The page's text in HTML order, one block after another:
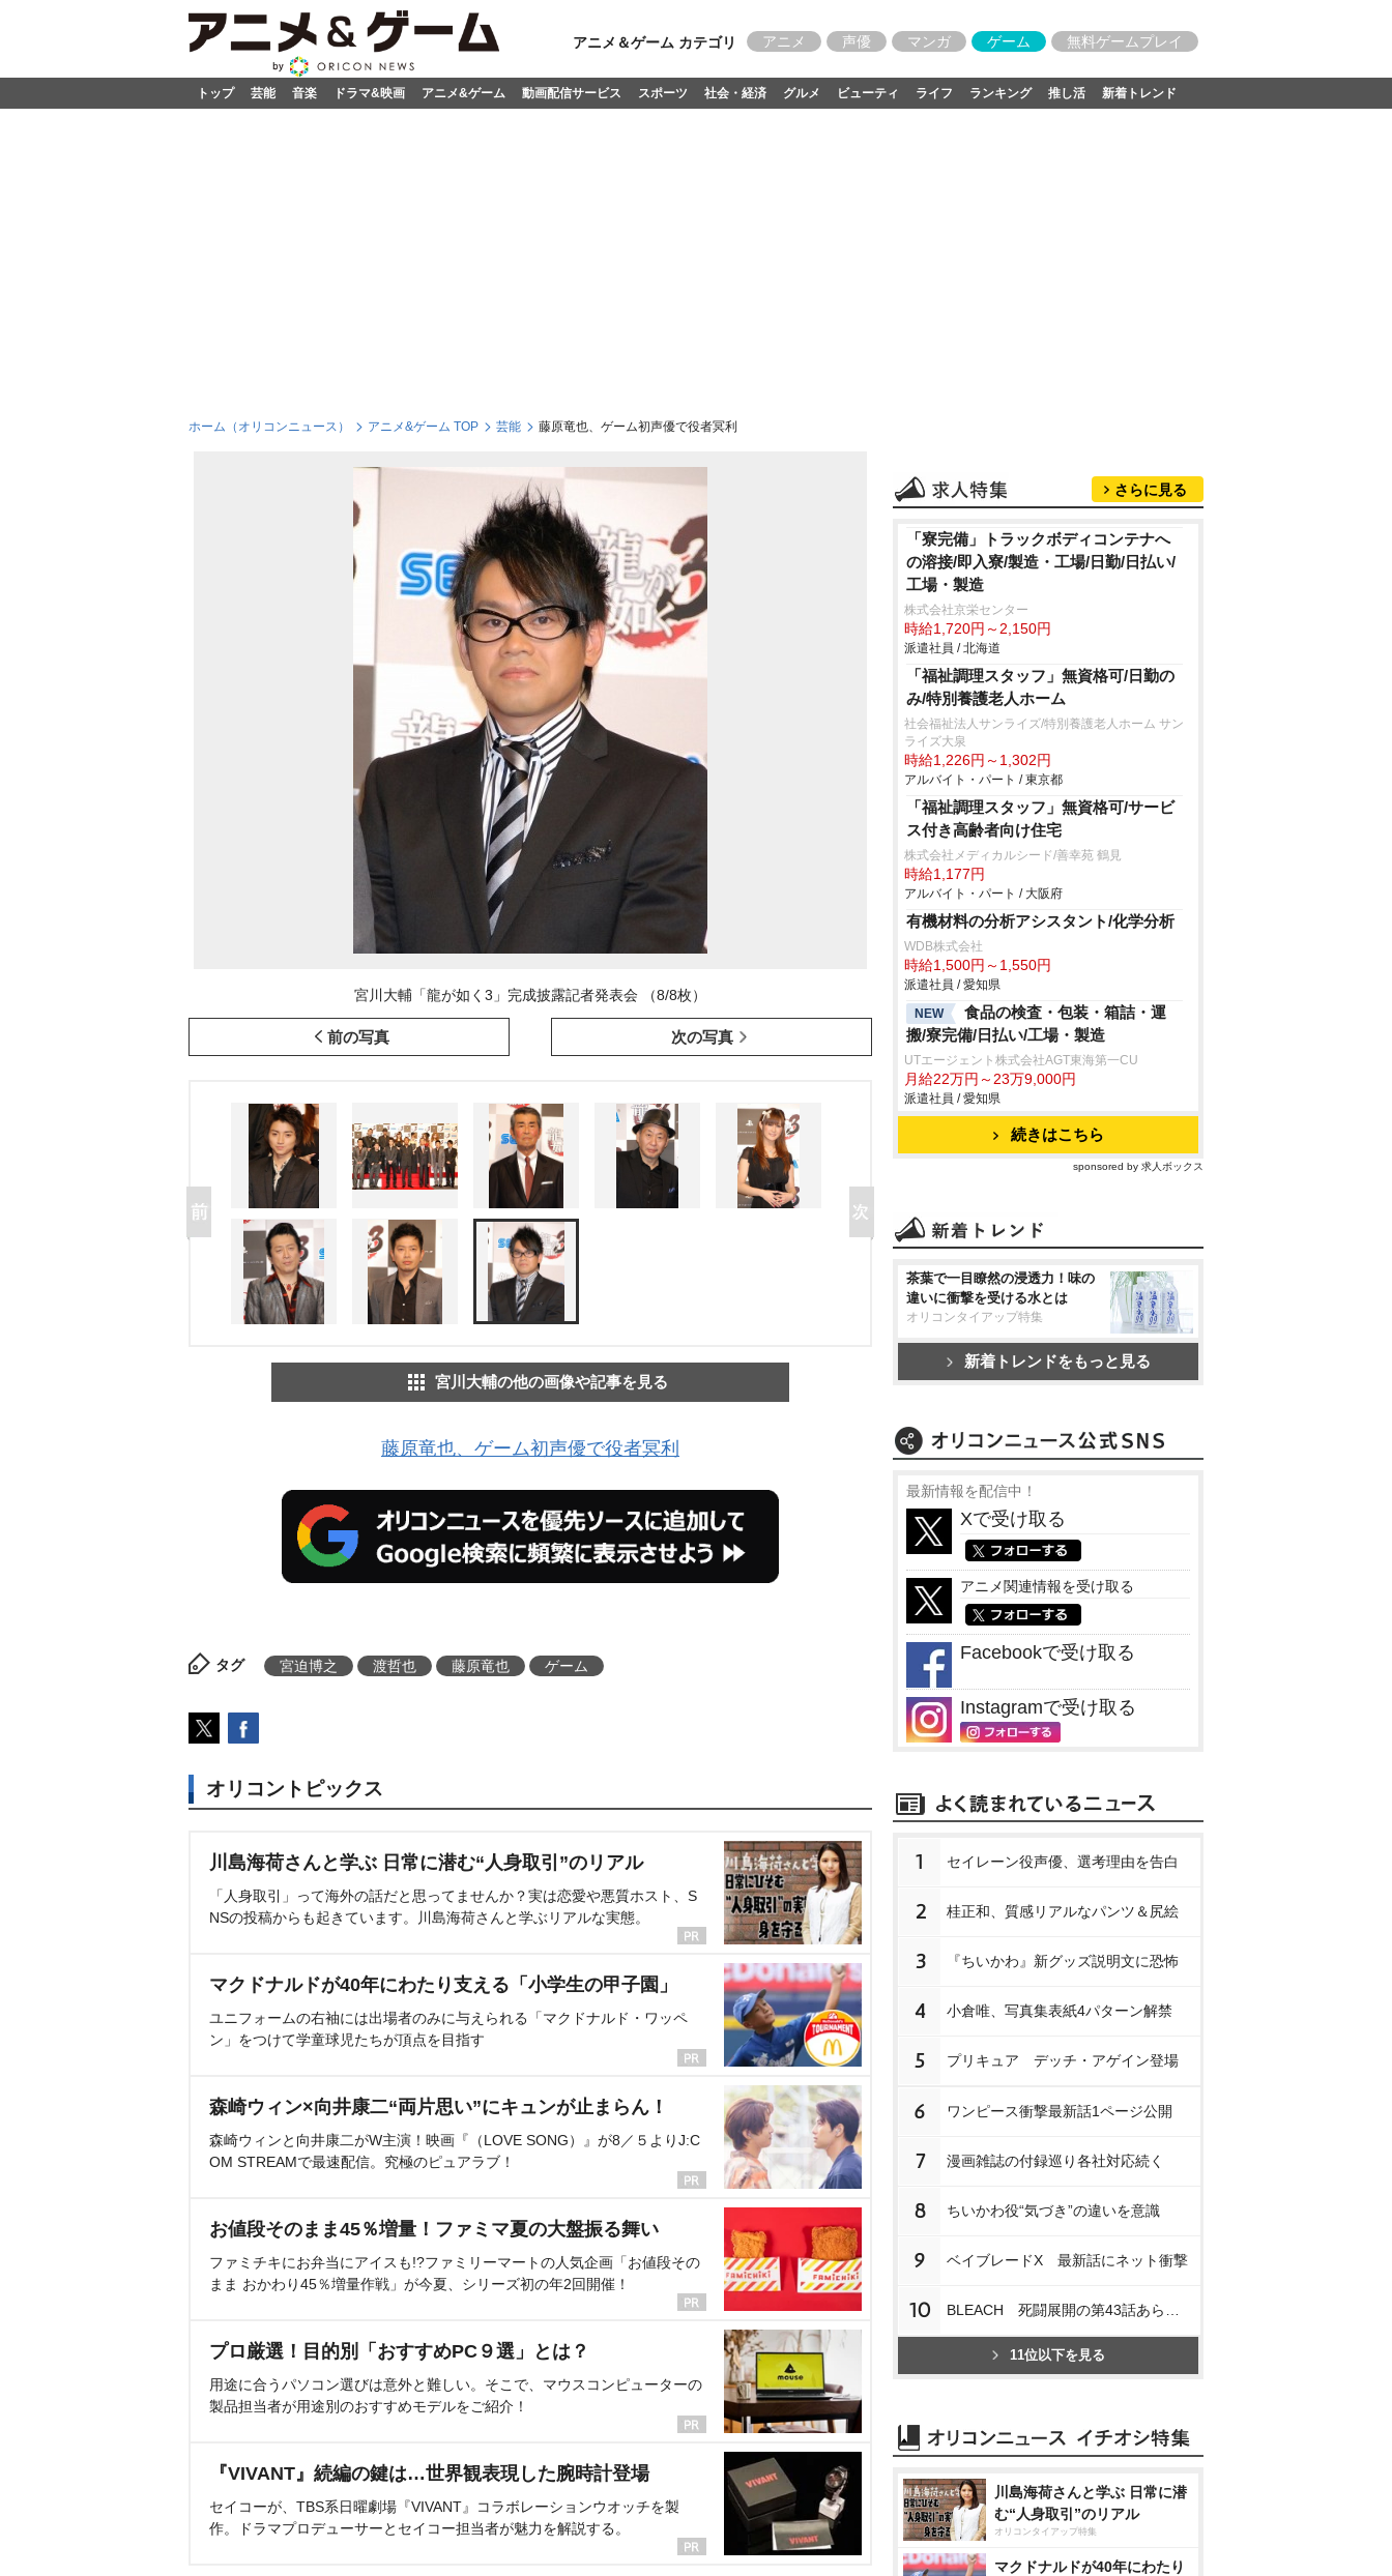
アニメ＆ゲーム カテゴリ アニメ 声優 マンガ ゲーム 無料ゲームプレイ
トップ 芸能 音楽 ドラマ&映画 アニメ&ゲーム 動画配信サービス スポーツ 社会・経済 グルメ ビューティ ライフ ランキング 推し活 新着トレンド
ホーム（オリコンニュース） アニメ&ゲーム TOP 芸能 藤原竜也、ゲーム初声優で役者冥利
宮川大輔「龍が如く3」完成披露記者発表会 （8/8枚）
前の写真 次の写真
宮川大輔の他の画像や記事を見る
藤原竜也、ゲーム初声優で役者冥利
タグ 宮迫博之 渡哲也 藤原竜也 ゲーム
オリコントピックス
川島海荷さんと学ぶ 日常に潜む“人身取引”のリアル
「人身取引」って海外の話だと思ってませんか？実は恋愛や悪質ホスト、S
NSの投稿からも起きています。川島海荷さんと学ぶリアルな実態。
マクドナルドが40年にわたり支える「小学生の甲子園」
ユニフォームの右袖には出場者のみに与えられる「マクドナルド・ワッペ
ン」をつけて学童球児たちが頂点を目指す
森崎ウィン×向井康二“両片思い”にキュンが止まらん！
森崎ウィンと向井康二がW主演！映画『（LOVE SONG）』が8／５よりJ:C
OM STREAMで最速配信。究極のピュアラブ！
お値段そのまま45％増量！ファミマ夏の大盤振る舞い
ファミチキにお弁当にアイスも!?ファミリーマートの人気企画「お値段その
まま おかわり45％増量作戦」が今夏、シリーズ初の年2回開催！
プロ厳選！目的別「おすすめPC９選」とは？
用途に合うパソコン選びは意外と難しい。そこで、マウスコンピューターの
製品担当者が用途別のおすすめモデルをご紹介！
『VIVANT』続編の鍵は…世界観表現した腕時計登場
セイコーが、TBS系日曜劇場『VIVANT』コラボレーションウオッチを製
作。ドラマプロデューサーとセイコー担当者が魅力を解説する。
さらに見る
「寮完備」トラックボディコンテナへ
の溶接/即入寮/製造・工場/日勤/日払い/
工場・製造
株式会社京栄センター
時給1,720円～2,150円
派遣社員 / 北海道
「福祉調理スタッフ」無資格可/日勤の
み/特別養護老人ホーム
社会福祉法人サンライズ/特別養護老人ホーム サン
ライズ大泉
時給1,226円～1,302円
アルバイト・パート / 東京都
「福祉調理スタッフ」無資格可/サービ
ス付き高齢者向け住宅
株式会社メディカルシード/善幸苑 鶴見
時給1,177円
アルバイト・パート / 大阪府
有機材料の分析アシスタント/化学分析
WDB株式会社
時給1,500円～1,550円
派遣社員 / 愛知県
NEW
食品の検査・包装・箱詰・運
搬/寮完備/日払い/工場・製造
UTエージェント株式会社AGT東海第一CU
月給22万円～23万9,000円
派遣社員 / 愛知県
続きはこちら
sponsored by 求人ボックス
茶葉で一目瞭然の浸透力！味の
違いに衝撃を受ける水とは
オリコンタイアップ特集
新着トレンドをもっと見る
最新情報を配信中！
Xで受け取る
アニメ関連情報を受け取る
Facebookで受け取る
Instagramで受け取る
1 セイレーン役声優、選考理由を告白
2 桂正和、質感リアルなパンツ＆尻絵
3 『ちいかわ』新グッズ説明文に恐怖
4 小倉唯、写真集表紙4パターン解禁
5 プリキュア デッチ・アゲイン登場
6 ワンピース衝撃最新話1ページ公開
7 漫画雑誌の付録巡り各社対応続く
8 ちいかわ役“気づき”の違いを意識
9 ベイブレードX 最新話にネット衝撃
10
11位以下を見る
川島海荷さんと学ぶ 日常に潜
む“人身取引”のリアル
オリコンタイアップ特集
マクドナルドが40年にわたり